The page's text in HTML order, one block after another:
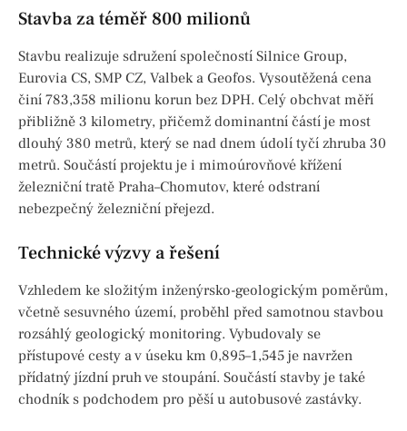
Stavba za téměř 800 milionů
Stavbu realizuje sdružení společností Silnice Group,
Eurovia CS, SMP CZ, Valbek a Geofos. Vysoutěžená cena
činí 783,358 milionu korun bez DPH. Celý obchvat měří
přibližně 3 kilometry, přičemž dominantní částí je most
dlouhý 380 metrů, který se nad dnem údolí tyčí zhruba 30
metrů. Součástí projektu je i mimoúrovňové křížení
železniční tratě Praha–Chomutov, které odstraní
nebezpečný železniční přejezd.
Technické výzvy a řešení
Vzhledem ke složitým inženýrsko-geologickým poměrům,
včetně sesuvného území, proběhl před samotnou stavbou
rozsáhlý geologický monitoring. Vybudovaly se
přístupové cesty a v úseku km 0,895–1,545 je navržen
přídatný jízdní pruh ve stoupání. Součástí stavby je také
chodník s podchodem pro pěší u autobusové zastávky.